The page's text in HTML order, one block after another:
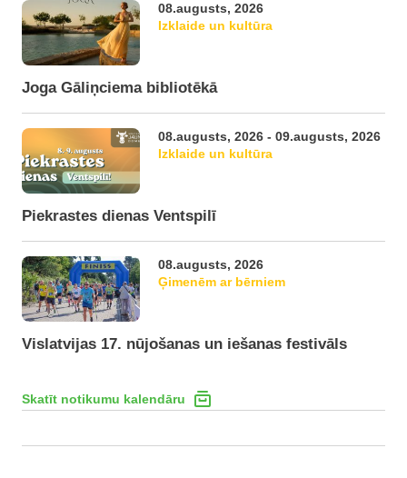
08.augusts, 2026
Izklaide un kultūra
Joga Gāliņciema bibliotēkā
08.augusts, 2026 - 09.augusts, 2026
Izklaide un kultūra
Piekrastes dienas Ventspilī
08.augusts, 2026
Ģimenēm ar bērniem
Vislatvijas 17. nūjošanas un iešanas festivāls
Skatīt notikumu kalendāru